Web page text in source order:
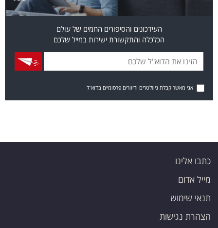
העידכונים והסיפורים החמים של עולם
הכלכלה והתקשורת ישירות במייל שלכם
אני מאשר קבלת ניוזלטרים ודיוורים פרסומיים בדוא"ל
כתבו אלינו
מייל אדום
תנאי שימוש
הצהרת נגישות